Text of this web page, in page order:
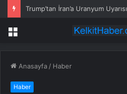
Trump’tan İran’a Uranyum Uyarısı
Menü
Anasayfa / Haber
Haber